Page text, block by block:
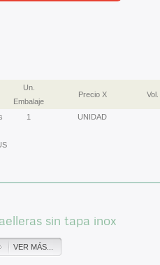
Un.
Embalaje
Precio X Vol.
1 UNIDAD
sin tapa inox
VER MÁS...